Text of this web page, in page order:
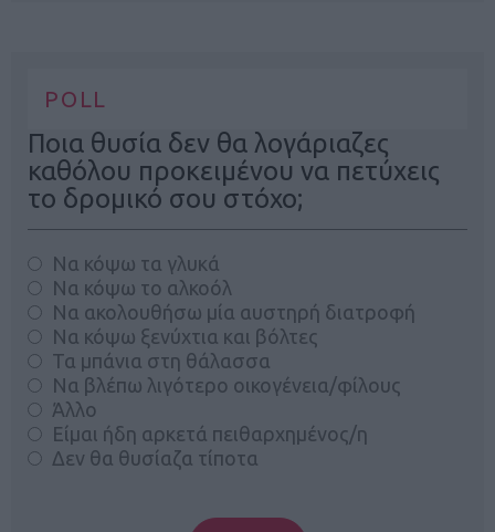
POLL
Ποια θυσία δεν θα λογάριαζες
καθόλου προκειμένου να πετύχεις
το δρομικό σου στόχο;
Να κόψω τα γλυκά
Να κόψω το αλκοόλ
Να ακολουθήσω μία αυστηρή διατροφή
Να κόψω ξενύχτια και βόλτες
Τα μπάνια στη θάλασσα
Να βλέπω λιγότερο οικογένεια/φίλους
Άλλο
Είμαι ήδη αρκετά πειθαρχημένος/η
Δεν θα θυσίαζα τίποτα